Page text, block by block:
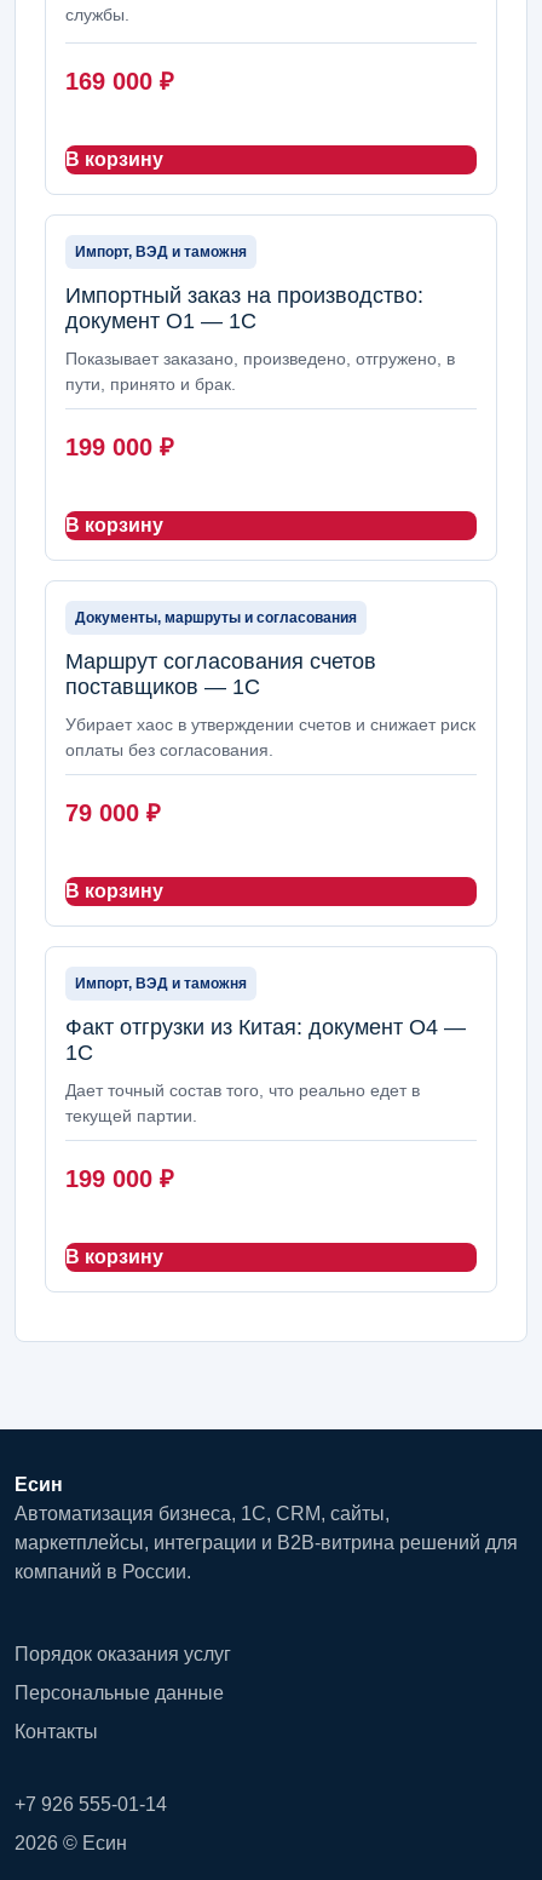
службы.
169 000 ₽
В корзину
Импорт, ВЭД и таможня
Импортный заказ на производство:
документ О1 — 1С
Показывает заказано, произведено, отгружено, в
пути, принято и брак.
199 000 ₽
В корзину
Документы, маршруты и согласования
Маршрут согласования счетов
поставщиков — 1С
Убирает хаос в утверждении счетов и снижает риск
оплаты без согласования.
79 000 ₽
В корзину
Импорт, ВЭД и таможня
Факт отгрузки из Китая: документ О4 —
1С
Дает точный состав того, что реально едет в
текущей партии.
199 000 ₽
В корзину
Есин
Автоматизация бизнеса, 1С, CRM, сайты,
маркетплейсы, интеграции и B2B-витрина решений для
компаний в России.
Порядок оказания услуг
Персональные данные
Контакты
+7 926 555-01-14
2026 © Есин